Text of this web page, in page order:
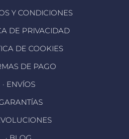
Y CONDICIONES
DE PRIVACIDAD
DE COOKIES
DE PAGO
· ENVÍOS